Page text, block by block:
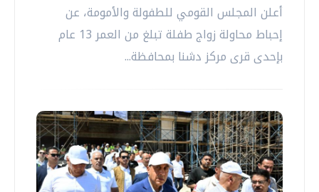
أعلن المجلس القومي للطفولة والأمومة، عن
إحباط محاولة زواج طفلة تبلغ من العمر 13 عام
بإحدى قرى مركز دشنا بمحافظة...